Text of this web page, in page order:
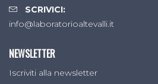
SCRIVICI:
info@laboratorioaltevalli.it
NEWSLETTER
Iscriviti alla newsletter